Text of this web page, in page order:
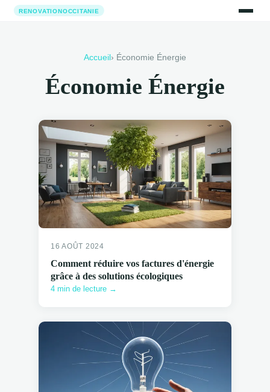
Accueil › Économie Énergie
Économie Énergie
16 AOÛT 2024
Comment réduire vos factures d'énergie
grâce à des solutions écologiques
4 min de lecture →